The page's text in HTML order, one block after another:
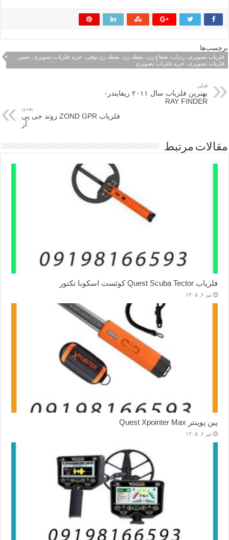
برچسب‌ها
فلزیاب تصویری، ردیاب، شعاع زن، نقطه زن، نقطه زن بوقی، خرید فلزیاب تصویری، تعمیر
فلزیاب تصویری، خرید فلزیاب تصویری
قبلی
بهترین فلزیاب سال ۲۰۱۱ ریفایندر-
RAY FINDER
بعدی
فلزیاب ZOND GPR زوند جی پی
آر
مقالات مرتبط
فلزیاب Quest Scuba Tector کوئست اسکوبا تکتور
تیر ۶, ۱۴۰۵
پین پوینتر Quest Xpointer Max
تیر ۶, ۱۴۰۵